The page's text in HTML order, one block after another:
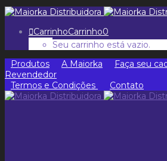
CarrinhoCarrinho0
Seu carrinho está vazio.
Produtos
A Maiorka Faça seu
Revendedor
Termos e Condições
Contato